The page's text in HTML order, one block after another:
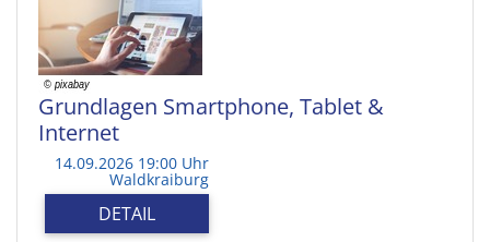
Grundlagen Smartphone, Tablet &
Internet
14.09.2026 19:00 Uhr
Waldkraiburg
DETAIL